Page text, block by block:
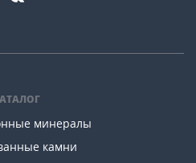
минералы
камни